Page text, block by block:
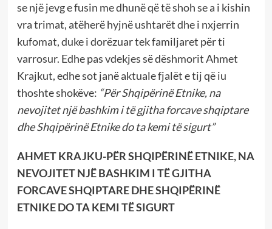
se një jevg e fusin me dhunë që të shoh se a i kishin
vra trimat, atëherë hyjnë ushtarët dhe i nxjerrin
kufomat, duke i dorëzuar tek familjaret për ti
varrosur. Edhe pas vdekjes së dëshmorit Ahmet
Krajkut, edhe sot janë aktuale fjalët e tij që iu
thoshte shokëve: “Për Shqipërinë Etnike, na
nevojitet një bashkim i të gjitha forcave shqiptare
dhe Shqipërinë Etnike do ta kemi të sigurt”
AHMET KRAJKU-PËR SHQIPËRINË ETNIKE, NA
NEVOJITET NJË BASHKIM I TË GJITHA
FORCAVE SHQIPTARE DHE SHQIPËRINË
ETNIKE DO TA KEMI TË SIGURT